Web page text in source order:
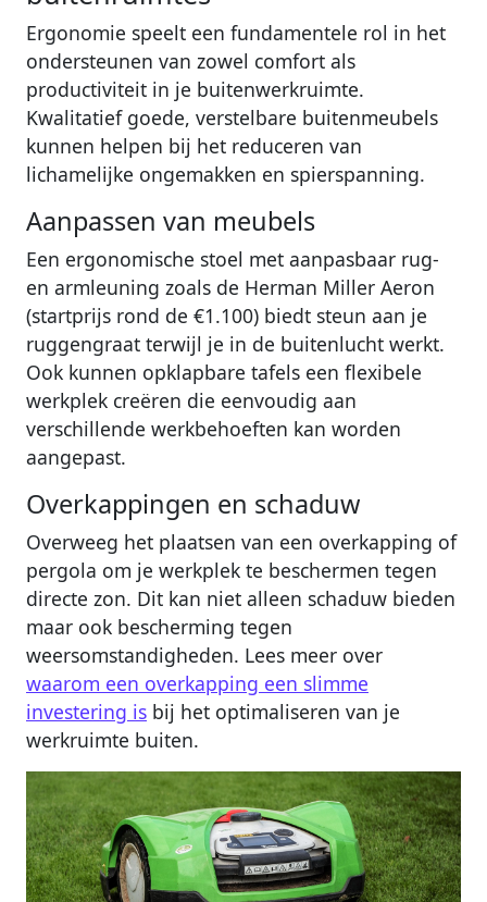
Ergonomie speelt een fundamentele rol in het
ondersteunen van zowel comfort als
productiviteit in je buitenwerkruimte.
Kwalitatief goede, verstelbare buitenmeubels
kunnen helpen bij het reduceren van
lichamelijke ongemakken en spierspanning.
Aanpassen van meubels
Een ergonomische stoel met aanpasbaar rug-
en armleuning zoals de Herman Miller Aeron
(startprijs rond de €1.100) biedt steun aan je
ruggengraat terwijl je in de buitenlucht werkt.
Ook kunnen opklapbare tafels een flexibele
werkplek creëren die eenvoudig aan
verschillende werkbehoeften kan worden
aangepast.
Overkappingen en schaduw
Overweeg het plaatsen van een overkapping of
pergola om je werkplek te beschermen tegen
directe zon. Dit kan niet alleen schaduw bieden
maar ook bescherming tegen
weersomstandigheden. Lees meer over
waarom een overkapping een slimme
investering is bij het optimaliseren van je
werkruimte buiten.